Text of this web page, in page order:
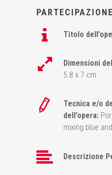
Titolo
Dimensioni
5.8 x 7 cm
Tecnica e/o
dell’opera:
mixing blue
Descrizione